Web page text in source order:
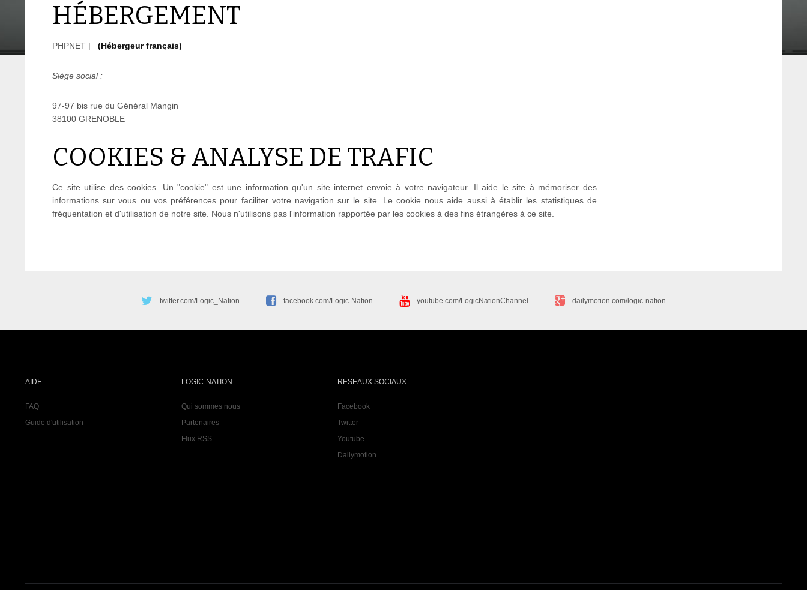
HÉBERGEMENT
PHPNET | (Hébergeur français)
Siège social :
97-97 bis rue du Général Mangin
38100 GRENOBLE
COOKIES & ANALYSE DE TRAFIC
Ce site utilise des cookies. Un "cookie" est une information qu'un site internet envoie à votre navigateur. Il aide le site à mémoriser des
informations sur vous ou vos préférences pour faciliter votre navigation sur le site. Le cookie nous aide aussi à établir les statistiques de
fréquentation et d'utilisation de notre site. Nous n'utilisons pas l'information rapportée par les cookies à des fins étrangères à ce site.
twitter.com/Logic_Nation facebook.com/Logic-Nation youtube.com/LogicNationChannel dailymotion.com/logic-nation
AIDE
FAQ
Guide d'utilisation
LOGIC-NATION
Qui sommes nous
Partenaires
Flux RSS
RÉSEAUX SOCIAUX
Facebook
Twitter
Youtube
Dailymotion